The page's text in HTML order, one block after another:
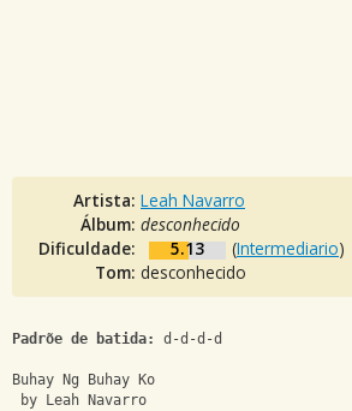
Artista: Leah Navarro
Álbum: desconhecido
Dificuldade:
5.13 (Intermediario)
Tom: desconhecido
Padrõe de batida: d-d-d-d
Buhay Ng Buhay Ko
by Leah Navarro